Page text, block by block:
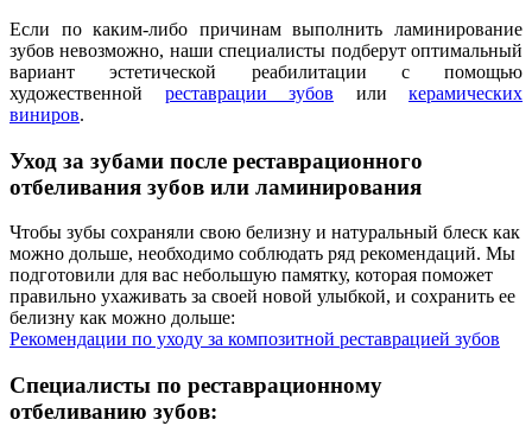
Если по каким-либо причинам выполнить ламинирование
зубов невозможно, наши специалисты подберут оптимальный
вариант эстетической реабилитации с помощью
художественной реставрации зубов или керамических
виниров.
Уход за зубами после реставрационного
отбеливания зубов или ламинирования
Чтобы зубы сохраняли свою белизну и натуральный блеск как
можно дольше, необходимо соблюдать ряд рекомендаций. Мы
подготовили для вас небольшую памятку, которая поможет
правильно ухаживать за своей новой улыбкой, и сохранить ее
белизну как можно дольше:
Рекомендации по уходу за композитной реставрацией зубов
Специалисты по реставрационному
отбеливанию зубов: